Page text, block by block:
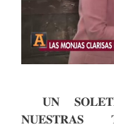
𝐔𝐍
𝐍𝐔𝐄𝐒𝐓𝐑𝐀𝐒